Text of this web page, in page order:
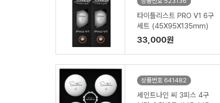
타이틀리스트 PRO V1 6구
세트 (45X95X135mm)
33,000원
상품번호 641482
세인트나인 씨 3피스 4구